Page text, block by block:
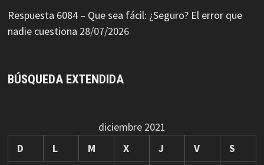
Respuesta 6084 – Que sea fácil: ¿Seguro? El error que
nadie cuestiona 28/07/2026
BÚSQUEDA EXTENDIDA
diciembre 2021
D
L M X J V
S